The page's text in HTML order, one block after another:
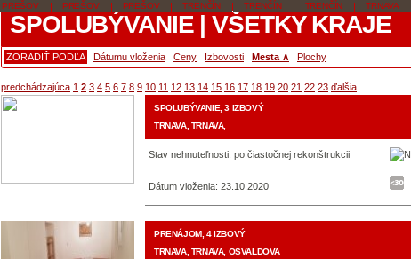
PREŠOV
PREŠOV PREŠOV TRENČÍN TRENČÍN TRENČÍN TRNAVA
SPOLUBÝVANIE | VŠETKY KRAJE
ZORADIŤ PODĽA Dátumu vloženia Ceny Izbovosti Mesta ∧ Plochy
predchádzajúca 1 2 3 4 5 6 7 8 9 10 11 12 13 14 15 16 17 18 19 20 21 22 23 ďalšia
SPOLUBÝVANIE, 3 IZBOVÝ
TRNAVA, TRNAVA,
Stav nehnuteľnosti: po čiastočnej rekonštrukcii
Dátum vloženia: 23.10.2020
PRENÁJOM, 4 IZBOVÝ
TRNAVA, TRNAVA, OSVALDOVA